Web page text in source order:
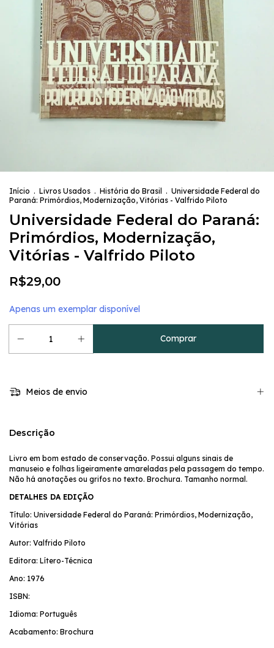
Início . Livros Usados . História do Brasil . Universidade Federal do
Paraná: Primórdios, Modernização, Vitórias - Valfrido Piloto
Universidade Federal do Paraná:
Primórdios, Modernização,
Vitórias - Valfrido Piloto
R$29,00
Apenas um exemplar disponível
Meios de envio
Descrição
Livro em bom estado de conservação. Possui alguns sinais de
manuseio e folhas ligeiramente amareladas pela passagem do tempo.
Não há anotações ou grifos no texto. Brochura. Tamanho normal.
DETALHES DA EDIÇÃO
Título: Universidade Federal do Paraná: Primórdios, Modernização,
Vitórias
Autor: Valfrido Piloto
Editora: Lítero-Técnica
Ano: 1976
ISBN:
Idioma: Português
Acabamento: Brochura